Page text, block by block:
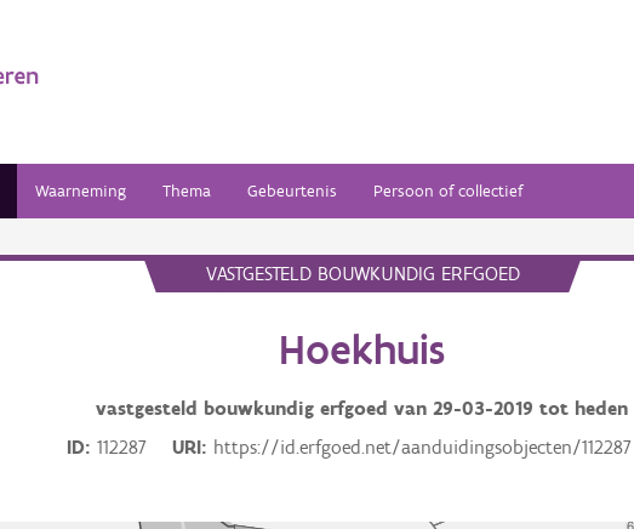
Waarneming Thema Gebeurtenis Persoon of collectief
VASTGESTELD BOUWKUNDIG ERFGOED
Hoekhuis
vastgesteld bouwkundig erfgoed van29-03-2019 tot heden
ID
112287 URI https://id.erfgoed.net/aanduidingsobjecten/112287